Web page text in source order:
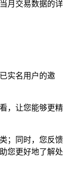
月交易数据的详
实名用户的邀
，让您能够更精
；同时，您反馈
您更好地了解处